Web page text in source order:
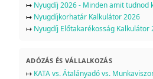
↦ Nyugdíj 2026 - Minden amit tudnod
↦ Nyugdíjkorhatár Kalkulátor 2026
↦ Nyugdíj Előtakarékosság Kalkulátor
ADÓZÁS ÉS VÁLLALKOZÁS
↦ KATA vs. Átalányadó vs.